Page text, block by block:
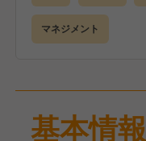
マネジメント
基本情報